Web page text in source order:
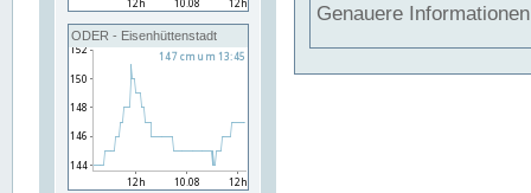
ODER - Eisenhüttenstadt
Genauere